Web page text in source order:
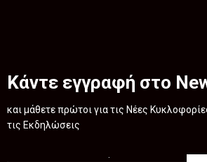
Κάντε εγγραφή στο
και μάθετε πρώτοι για τις Νέες
τις Εκδηλώσεις